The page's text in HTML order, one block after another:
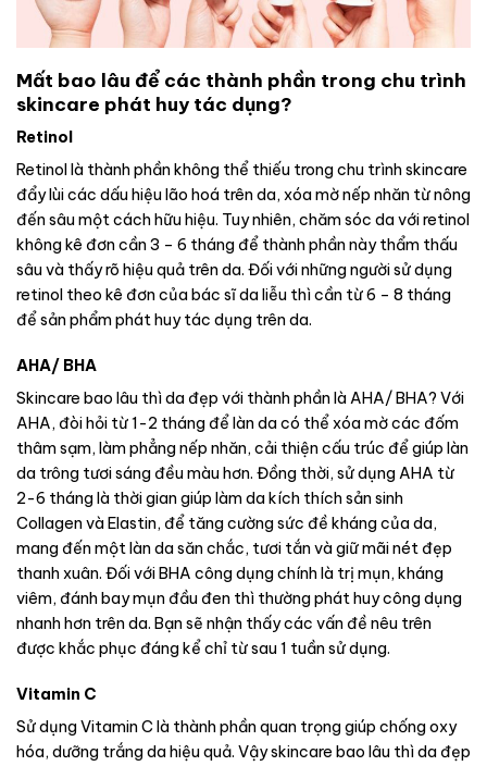
Mất bao lâu để các thành phần trong chu trình
skincare phát huy tác dụng?
Retinol
Retinol là thành phần không thể thiếu trong chu trình skincare
đẩy lùi các dấu hiệu lão hoá trên da, xóa mờ nếp nhăn từ nông
đến sâu một cách hữu hiệu. Tuy nhiên, chăm sóc da với retinol
không kê đơn cần 3 – 6 tháng để thành phần này thẩm thấu
sâu và thấy rõ hiệu quả trên da. Đối với những người sử dụng
retinol theo kê đơn của bác sĩ da liễu thì cần từ 6 – 8 tháng
để sản phẩm phát huy tác dụng trên da.
AHA/ BHA
Skincare bao lâu thì da đẹp với thành phần là AHA/ BHA? Với
AHA, đòi hỏi từ 1-2 tháng để làn da có thể xóa mờ các đốm
thâm sạm, làm phẳng nếp nhăn, cải thiện cấu trúc để giúp làn
da trông tươi sáng đều màu hơn. Đồng thời, sử dụng AHA từ
2-6 tháng là thời gian giúp làm da kích thích sản sinh
Collagen và Elastin, để tăng cường sức đề kháng của da,
mang đến một làn da săn chắc, tươi tắn và giữ mãi nét đẹp
thanh xuân. Đối với BHA công dụng chính là trị mụn, kháng
viêm, đánh bay mụn đầu đen thì thường phát huy công dụng
nhanh hơn trên da. Bạn sẽ nhận thấy các vấn đề nêu trên
được khắc phục đáng kể chỉ từ sau 1 tuần sử dụng.
Vitamin C
Sử dụng Vitamin C là thành phần quan trọng giúp chống oxy
hóa, dưỡng trắng da hiệu quả. Vậy skincare bao lâu thì da đẹp